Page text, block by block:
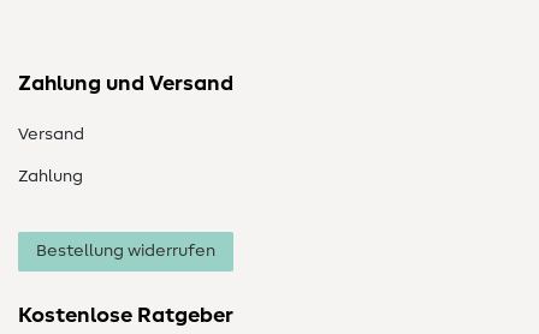
Zahlung und Versand
Versand
Zahlung
Bestellung widerrufen
Kostenlose Ratgeber